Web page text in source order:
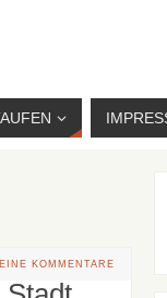
KOMMENTARE